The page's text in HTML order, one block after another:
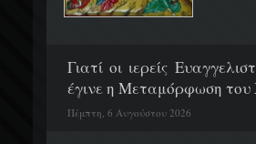
Γιατί οι ιερείς
έγινε η Μεταμόρφωση του
Πέμπτη, 6 Αυγούστου 2026